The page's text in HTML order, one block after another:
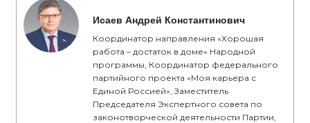
Исаев Андрей Константинович
Координатор направления «Хорошая
работа – достаток в доме» Народной
программы, Координатор федерального
партийного проекта «Моя карьера с
Единой Россией», Заместитель
Председателя Экспертного совета по
законотворческой деятельности Партии,